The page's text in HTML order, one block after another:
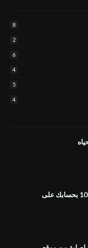
8
2
6
4
5
4
كيفية ربط مفتاح تفعيل ويندوز 10 بحسابك على